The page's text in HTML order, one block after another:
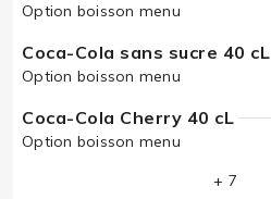
Option boisson menu
Coca-Cola sans sucre 40 cL
Option boisson menu
Coca-Cola Cherry 40 cL
Option boisson menu
+ 7